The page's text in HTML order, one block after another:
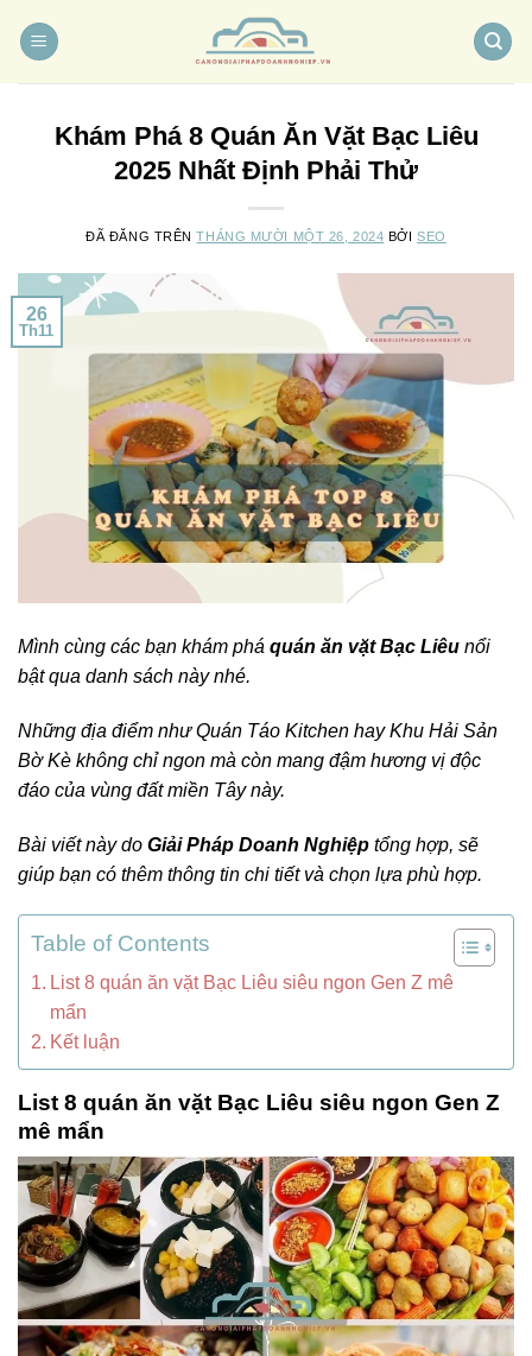
đến
Khám Phá 8 Quán Ăn Vặt Bạc Liêu
2025 Nhất Định Phải Thử
ĐÃ ĐĂNG TRÊNTHÁNG MƯỜI MỘT 26, 2024 BỞISEO
26
Th11
Mình cùng các bạn khám phá quán ăn vặt Bạc Liêu nổi
bật qua danh sách này nhé.
Những địa điểm như Quán Táo Kitchen hay Khu Hải Sản
Bờ Kè không chỉ ngon mà còn mang đậm hương vị độc
đáo của vùng đất miền Tây này.
Bài viết này do Giải Pháp Doanh Nghiệp tổng hợp, sẽ
giúp bạn có thêm thông tin chi tiết và chọn lựa phù hợp.
Table of Contents
List 8 quán ăn vặt Bạc Liêu siêu ngon Gen Z mê
mẩn
Kết luận
List 8 quán ăn vặt Bạc Liêu siêu ngon Gen Z
mê mẩn